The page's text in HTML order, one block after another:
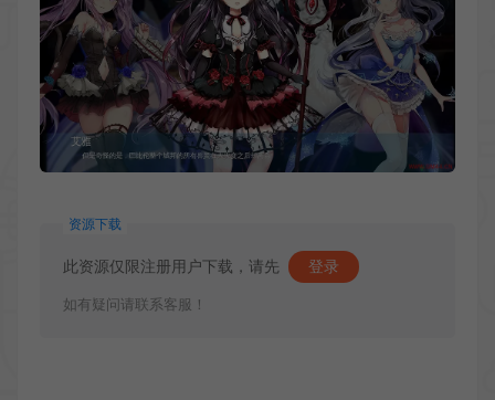
资源下载
此资源仅限注册用户下载，请先 登录
如有疑问请联系客服！